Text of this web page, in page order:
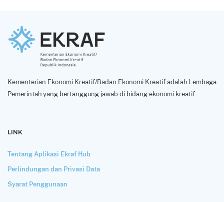
Kementerian Ekonomi Kreatif/Badan Ekonomi Kreatif adalah Lembaga
Pemerintah yang bertanggung jawab di bidang ekonomi kreatif.
LINK
Tentang Aplikasi Ekraf Hub
Perlindungan dan Privasi Data
Syarat Penggunaan